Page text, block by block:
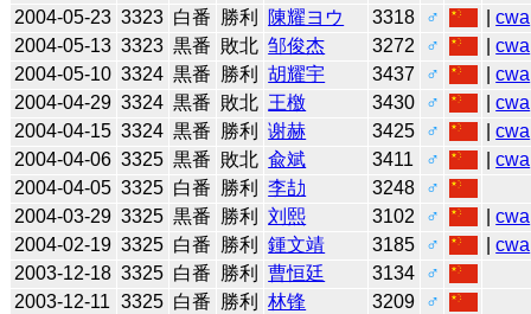
2004-05-23 3323 白番 勝利 陳耀ヨウ 3318 ♂ |cwa
2004-05-13 3323 黒番 敗北 邹俊杰 3272 ♂ |cwa
2004-05-10 3324 黒番 勝利 胡耀宇 3437 ♂ |cwa
2004-04-29 3324 黒番 敗北 王檄 3430 ♂ |cwa
2004-04-15 3324 黒番 勝利 谢赫 3425 ♂ |cwa
2004-04-06 3325 黒番 敗北 兪斌 3411 ♂ |cwa
2004-04-05 3325 白番 勝利 李劼 3248
♂
2004-03-29 3325 黒番 勝利 刘熙 3102 ♂ |cwa
2004-02-19 3325 白番 勝利 鍾文靖 3185 ♂ |cwa
2003-12-18 3325 白番 勝利 曹恒廷 3134
♂
2003-12-11 3325 白番 勝利 林锋 3209 ♂